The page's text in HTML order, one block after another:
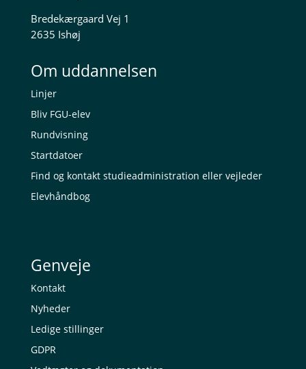
Bredekærgaard Vej 1
2635 Ishøj
Om uddannelsen
Linjer
Bliv FGU-elev
Rundvisning
Startdatoer
Find og kontakt studieadministration eller vejleder
Elevhåndbog
Genveje
Kontakt
Nyheder
Ledige stillinger
GDPR